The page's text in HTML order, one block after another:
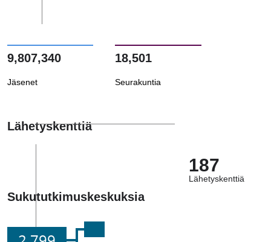
9,807,340
Jäsenet
18,501
Seurakuntia
Lähetyskenttiä
187
Lähetyskenttiä
Sukututkimuskeskuksia